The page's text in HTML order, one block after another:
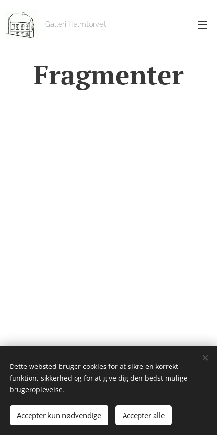
Galleri Halmtorvet
Fragmenter
Galleri Halmtorvet, v/Steen Nørgaard Teglgade 18 9550
Mariager 26134075kontakt@gallerihalmtorvet.dkcvr:
Cookies
Dette websted bruger cookies for at sikre en korrekt
funktion, sikkerhed og for at give dig den bedst mulige
brugeroplevelse.
Accepter kun nødvendige Accepter alle